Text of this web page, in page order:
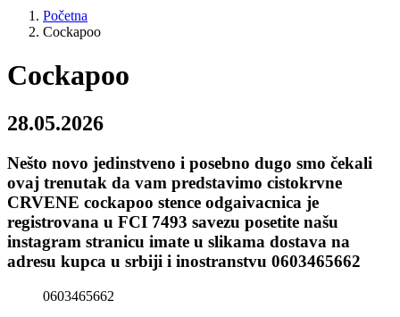
Početna
Cockapoo
Cockapoo
28.05.2026
Nešto novo jedinstveno i posebno dugo smo čekali
ovaj trenutak da vam predstavimo cistokrvne
CRVENE cockapoo stence odgaivacnica je
registrovana u FCI 7493 savezu posetite našu
instagram stranicu imate u slikama dostava na
adresu kupca u srbiji i inostranstvu 0603465662
0603465662